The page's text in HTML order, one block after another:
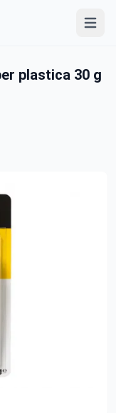
plastica 30 g